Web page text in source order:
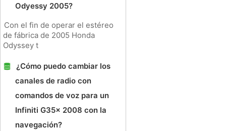
Odyessy 2005?
Con el fin de operar el estéreo
de fábrica de 2005 Honda
Odyssey t
¿Cómo puedo cambiar los
canales de radio con
comandos de voz para un
Infiniti G35x 2008 con la
navegación?